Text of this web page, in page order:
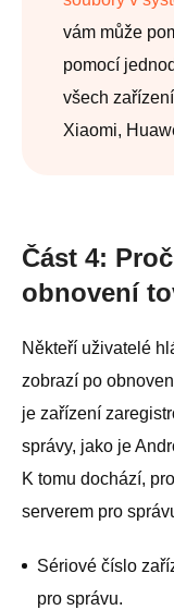
vám může
pomocí
všech
Xiaomi,
Část 4:
obnovení
Někteří uživatelé
zobrazí po
je zařízení
správy, jako je
K tomu dochází,
serverem pro
Sériové číslo
pro správu.